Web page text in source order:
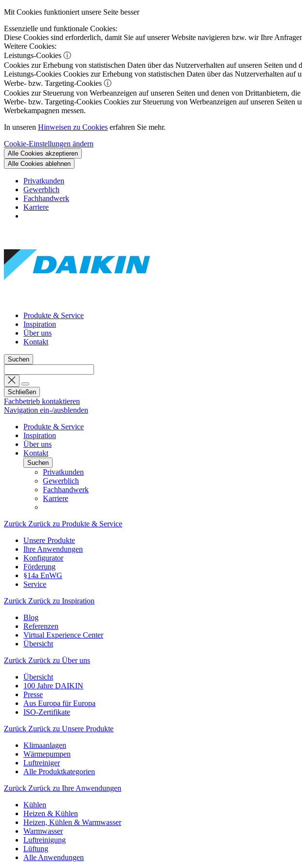
Mit Cookies funktioniert unsere Seite besser
Essenzielle und funktionale Cookies:
Diese Cookies sind erforderlich, damit Sie auf unserer Website navigieren bzw. wir Ihre
Weitere Cookies:
Leistungs-Cookies ⓘ
Cookies zur Erhebung von statistischen Daten über das Nutzerverhalten auf unseren Seiten und
Leistungs-Cookies Cookies zur Erhebung von statistischen Daten über das Nutzerverhalten auf
Werbe- bzw. Targeting-Cookies ⓘ
Cookies zur Steuerung von Werbeanzeigen auf unseren Seiten und denen von Drittanbietern,
Werbe- bzw. Targeting-Cookies Cookies zur Steuerung von Werbeanzeigen auf unseren
Werbekampagnen messen.
In unseren Hinweisen zu Cookies erfahren Sie mehr.
Cookie-Einstellungen ändern
Alle Cookies akzeptieren
Alle Cookies ablehnen
Privatkunden
Gewerblich
Fachhandwerk
Karriere
Produkte & Service
Inspiration
Über uns
Kontakt
Suchen
Schließen
Fachbetrieb kontaktieren
Navigation ein-/ausblenden
Produkte & Service
Inspiration
Über uns
Kontakt
Suchen
Privatkunden
Gewerblich
Fachhandwerk
Karriere
Zurück Zurück zu Produkte & Service
Unsere Produkte
Ihre Anwendungen
Konfigurator
Förderung
§14a EnWG
Service
Zurück Zurück zu Inspiration
Blog
Referenzen
Virtual Experience Center
Übersicht
Zurück Zurück zu Über uns
Übersicht
100 Jahre DAIKIN
Presse
Aus Europa für Europa
ISO-Zertifikate
Zurück Zurück zu Unsere Produkte
Klimaanlagen
Wärmepumpen
Luftreiniger
Alle Produktkategorien
Zurück Zurück zu Ihre Anwendungen
Kühlen
Heizen & Kühlen
Heizen, Kühlen & Warmwasser
Warmwasser
Luftreinigung
Lüftung
Alle Anwendungen